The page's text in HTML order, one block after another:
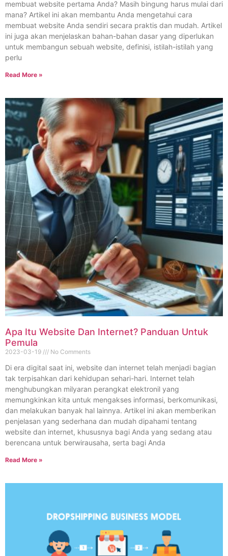
membuat website pertama Anda? Masih bingung harus mulai dari
mana? Artikel ini akan membantu Anda mengetahui cara
membuat website Anda sendiri secara praktis dan mudah. Artikel
ini juga akan menjelaskan bahan-bahan dasar yang diperlukan
untuk membangun sebuah website, definisi, istilah-istilah yang
perlu
Read More »
Apa Itu Website Dan Internet? Panduan Untuk
Pemula
2023-03-19 No Comments
Di era digital saat ini, website dan internet telah menjadi bagian
tak terpisahkan dari kehidupan sehari-hari. Internet telah
menghubungkan milyaran perangkat elektronil yang
memungkinkan kita untuk mengakses informasi, berkomunikasi,
dan melakukan banyak hal lainnya. Artikel ini akan memberikan
penjelasan yang sederhana dan mudah dipahami tentang
website dan internet, khususnya bagi Anda yang sedang atau
berencana untuk berwirausaha, serta bagi Anda
Read More »